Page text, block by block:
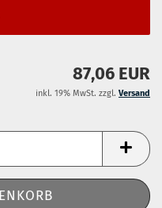
87,06 EUR
inkl. 19% MwSt. zzgl. Versand